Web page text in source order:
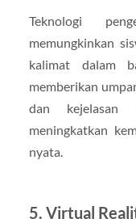
Teknologi
memungkinkan
kalimat dalam
memberikan
dan kejelasan
meningkatkan
nyata.
5. Virtual